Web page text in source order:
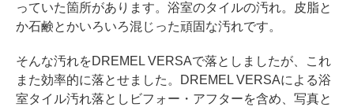
っていた箇所があります。浴室のタイルの汚れ。皮脂と
か石鹸とかいろいろ混じった頑固な汚れです。
そんな汚れをDREMEL VERSAで落としましたが、これ
また効率的に落とせました。DREMEL VERSAによる浴
室タイル汚れ落としビフォー・アフターを含め、写真と